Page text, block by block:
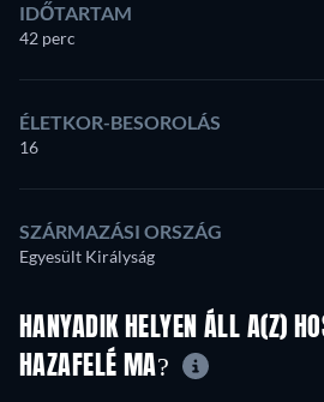
IDŐTARTAM
42 perc
ÉLETKOR-BESOROLÁS
16
SZÁRMAZÁSI ORSZÁG
Egyesült Királyság
HANYADIK HELYEN ÁLL A(Z)
HAZAFELÉ MA?